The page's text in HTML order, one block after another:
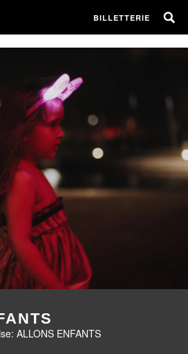
BILLETTERIE
ALLONS ENFANTS